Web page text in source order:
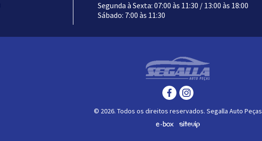
Segunda à Sexta: 07:00 às 11:30 / 13:00 às 18:00
Sábado: 7:00 às 11:30
© 2026. Todos os direitos reservados. Segalla Auto Peças